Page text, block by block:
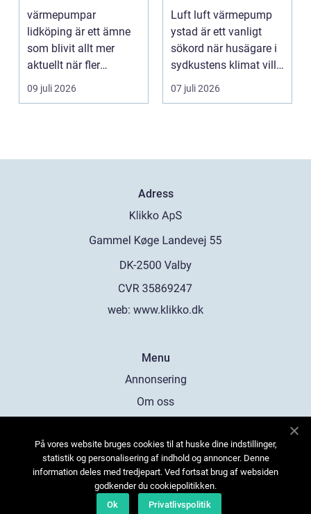
hus och
fastigheter
värmepumpar
lidköping är ett ämne
som blivit allt mer
aktuellt när fler
fastighetsägare vill
kombine...
09 juli 2026
behagligt
inomhusklimat
Året om
Luft luft värmepump
ystad är ett vanligt
sökord när husägare i
sydkustens klimat vill
hitta ett smar...
07 juli 2026
Adress
web: www.klikko.dk
Menu
Annonsering
Om oss
Kontakta oss
Sitemap
På vores website bruges cookies til at huske dine indstillinger,
statistik og personalisering af indhold og annoncer. Denne
information deles med tredjepart. Ved fortsat brug af websiden
godkender du cookiepolitikken.
Ok
Privatlivspolitik